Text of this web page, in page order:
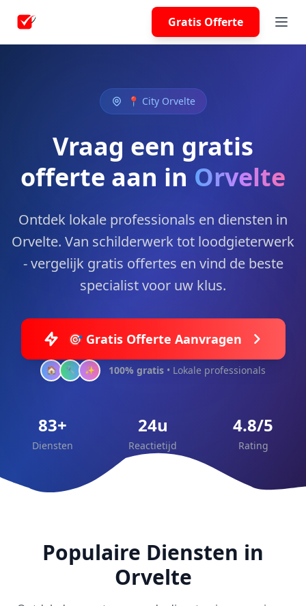
Gratis Offerte
📍 City Orvelte
Vraag een gratis
offerte aan in Orvelte
Ontdek lokale professionals en diensten in
Orvelte. Van schilderwerk tot loodgieterwerk
- vergelijk gratis offertes en vind de beste
specialist voor uw klus.
🎯 Gratis Offerte Aanvragen
🏠 🔧 ✨ 100% gratis • Lokale professionals
83+
Diensten
24u
Reactietijd
4.8/5
Rating
Populaire Diensten in
Orvelte